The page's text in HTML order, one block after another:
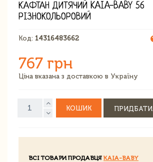
КАФТАН ДИТЯЧИЙ KAIA-BABY 56
РІЗНОКОЛЬОРОВИЙ
Код: 14316483662
767 грн
Ціна вказана з доставкою в Україну
КОШИК ПРИДБАТИ
ВСІ ТОВАРИ ПРОДАВЦЯ KAIA-BABY